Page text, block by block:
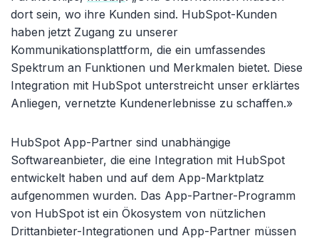
dort sein, wo ihre Kunden sind. HubSpot-Kunden
haben jetzt Zugang zu unserer
Kommunikationsplattform, die ein umfassendes
Spektrum an Funktionen und Merkmalen bietet. Diese
Integration mit HubSpot unterstreicht unser erklärtes
Anliegen, vernetzte Kundenerlebnisse zu schaffen.»
HubSpot App-Partner sind unabhängige
Softwareanbieter, die eine Integration mit HubSpot
entwickelt haben und auf dem App-Marktplatz
aufgenommen wurden. Das App-Partner-Programm
von HubSpot ist ein Ökosystem von nützlichen
Drittanbieter-Integrationen und App-Partner müssen